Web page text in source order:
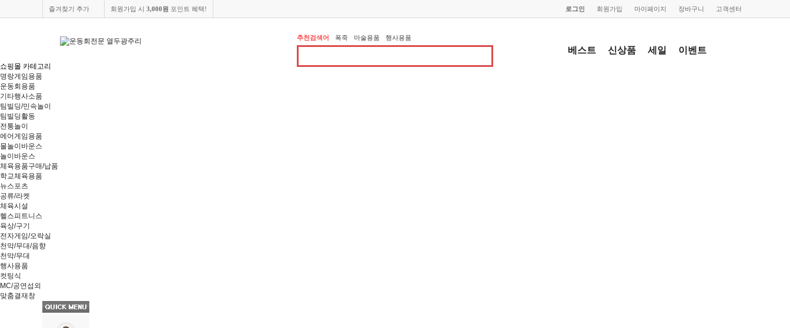
즐겨찾기 추가 회원가입 시 3,000원 포인트 혜택! 로그인 회원가입 마이페이지 장바구니 고객센터
추천검색어 폭죽 마술용품 행사용품
베스트 신상품 세일 이벤트
쇼핑몰 카테고리
명랑게임용품
운동회용품
기타행사소품
팀빌딩/민속놀이
팀빌딩활동
전통놀이
에어게임용품
물놀이바운스
놀이바운스
체육용품구매/납품
학교체육용품
뉴스포츠
공류/라켓
체육시설
헬스피트니스
육상/구기
전자게임/오락실
천막/무대/음향
천막/무대
행사용품
컷팅식
MC/공연섭외
맞춤결재창